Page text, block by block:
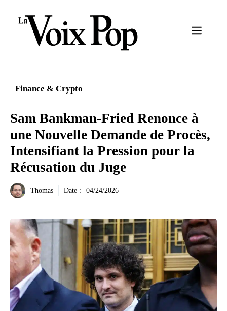
Menu
Finance & Crypto
Sam Bankman-Fried Renonce à
une Nouvelle Demande de Procès,
Intensifiant la Pression pour la
Récusation du Juge
Thomas Date : 04/24/2026